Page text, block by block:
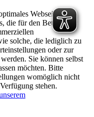
Webseiten-
die für den Betrieb der
solche, die lediglich zu
oder zur
Sie können selbst
möchten. Bitte
womöglich nicht
stehen.